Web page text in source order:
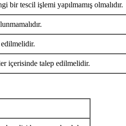
bir tescil işlemi yapılmamış olmalıdır.
içerisinde talep edilmelidir.